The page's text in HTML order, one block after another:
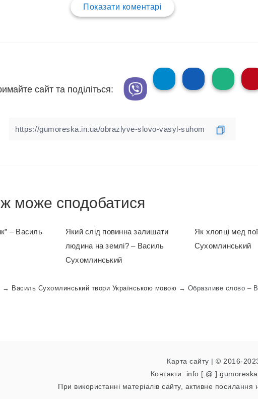
Показати коментарі
сайт та поділіться:
може сподобатися
– Василь
Який слід повинна залишати
людина на землі? – Василь
Сухомлинський
Як хлопці мед
Сухомлинський
→ Василь Сухомлинський твори Українською мовою → Образливе слово –
Карта сайту | © 2016-
Контакти: info [ @ ]
При використанні матеріалів сайту, активне